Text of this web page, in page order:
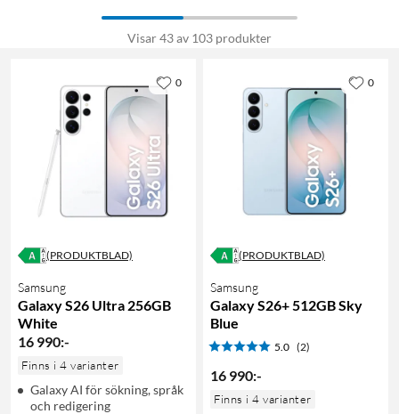
Visar 43 av 103 produkter
(PRODUKTBLAD)
Samsung
Galaxy S26 Ultra 256GB
White
16 990:-
Finns i 4 varianter
Galaxy AI för sökning, språk
och redigering
0
(PRODUKTBLAD)
Samsung
Galaxy S26+ 512GB Sky
Blue
5.0 (2)
16 990:-
Finns i 4 varianter
0